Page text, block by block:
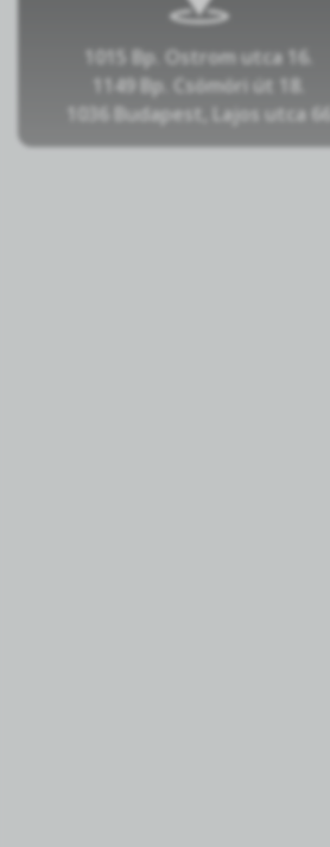
1015 Bp. Ostrom utca 16.
1149 Bp. Csömöri út 18.
1036 Budapest, Lajos utca 66